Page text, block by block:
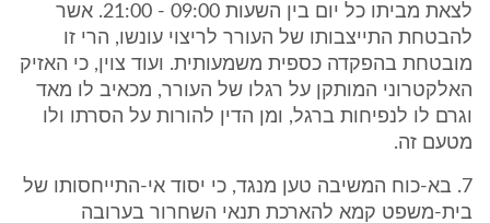
לצאת מביתו כל יום בין השעות 09:00 - 21:00. אשר
להבטחת התייצבותו של העורר לריצוי עונשו, הרי זו
מובטחת בהפקדה כספית משמעותית. ועוד צוין, כי האזיק
האלקטרוני המותקן על רגלו של העורר, מכאיב לו מאד
וגרם לו לנפיחות ברגל, ומן הדין להורות על הסרתו ולו
מטעם זה.
7. בא-כוח המשיבה טען מנגד, כי יסוד אי-התייחסותו של
בית-משפט קמא להארכת תנאי השחרור בערובה